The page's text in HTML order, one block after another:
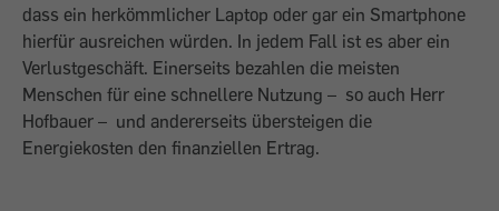
dass ein herkömmlicher Laptop oder gar ein Smartphone
hierfür ausreichen würden. In jedem Fall ist es aber ein
Verlustgeschäft. Einerseits bezahlen die meisten
Menschen für eine schnellere Nutzung – so auch Herr
Hofbauer – und andererseits übersteigen die
Energiekosten den finanziellen Ertrag.